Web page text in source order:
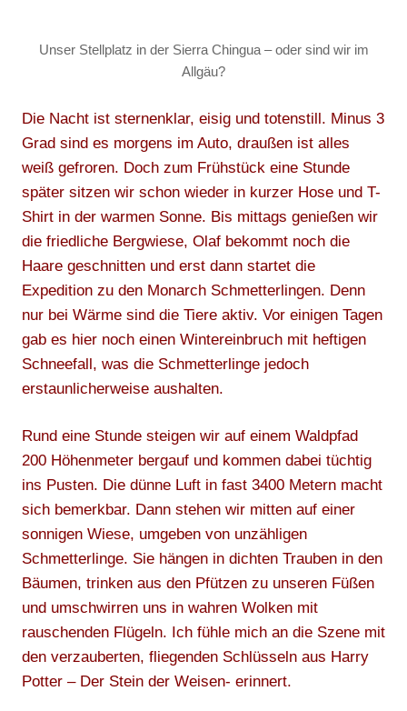
Unser Stellplatz in der Sierra Chingua – oder sind wir im
Allgäu?
Die Nacht ist sternenklar, eisig und totenstill. Minus 3
Grad sind es morgens im Auto, draußen ist alles
weiß gefroren. Doch zum Frühstück eine Stunde
später sitzen wir schon wieder in kurzer Hose und T-
Shirt in der warmen Sonne. Bis mittags genießen wir
die friedliche Bergwiese, Olaf bekommt noch die
Haare geschnitten und erst dann startet die
Expedition zu den Monarch Schmetterlingen. Denn
nur bei Wärme sind die Tiere aktiv. Vor einigen Tagen
gab es hier noch einen Wintereinbruch mit heftigen
Schneefall, was die Schmetterlinge jedoch
erstaunlicherweise aushalten.
Rund eine Stunde steigen wir auf einem Waldpfad
200 Höhenmeter bergauf und kommen dabei tüchtig
ins Pusten. Die dünne Luft in fast 3400 Metern macht
sich bemerkbar. Dann stehen wir mitten auf einer
sonnigen Wiese, umgeben von unzähligen
Schmetterlinge. Sie hängen in dichten Trauben in den
Bäumen, trinken aus den Pfützen zu unseren Füßen
und umschwirren uns in wahren Wolken mit
rauschenden Flügeln. Ich fühle mich an die Szene mit
den verzauberten, fliegenden Schlüsseln aus Harry
Potter – Der Stein der Weisen- erinnert.